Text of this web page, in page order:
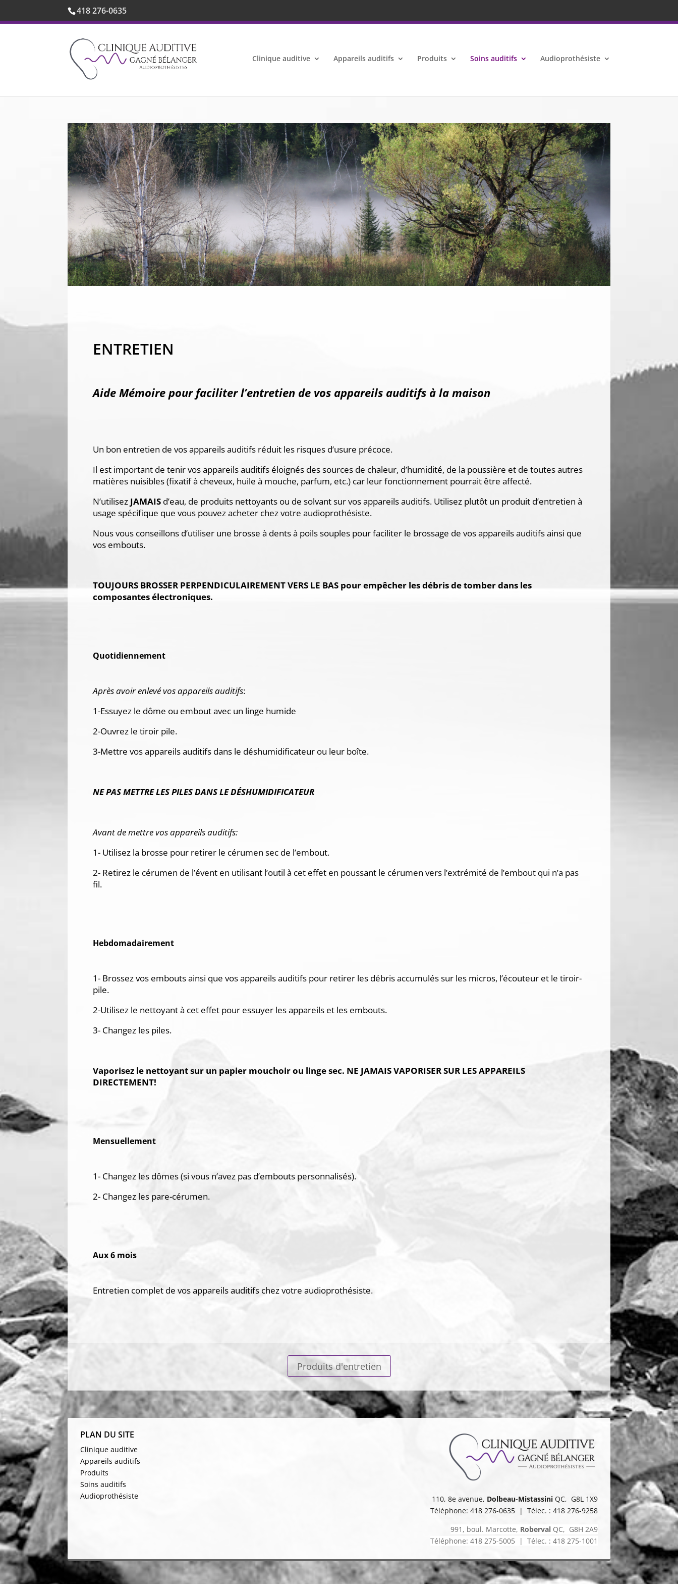
418 276-0635
Clinique auditive Appareils auditifs Produits Soins auditifs Audioprothésiste
ENTRETIEN
Aide Mémoire pour faciliter l’entretien de vos appareils auditifs à la maison
Un bon entretien de vos appareils auditifs réduit les risques d’usure précoce.
Il est important de tenir vos appareils auditifs éloignés des sources de chaleur, d’humidité, de la poussière et de toutes autres
matières nuisibles (fixatif à cheveux, huile à mouche, parfum, etc.) car leur fonctionnement pourrait être affecté.
N’utilisez JAMAIS d’eau, de produits nettoyants ou de solvant sur vos appareils auditifs. Utilisez plutôt un produit d’entretien à
usage spécifique que vous pouvez acheter chez votre audioprothésiste.
Nous vous conseillons d’utiliser une brosse à dents à poils souples pour faciliter le brossage de vos appareils auditifs ainsi que
vos embouts.
TOUJOURS BROSSER PERPENDICULAIREMENT VERS LE BAS pour empêcher les débris de tomber dans les
composantes électroniques.
Quotidiennement
Après avoir enlevé vos appareils auditifs:
1-Essuyez le dôme ou embout avec un linge humide
2-Ouvrez le tiroir pile.
3-Mettre vos appareils auditifs dans le déshumidificateur ou leur boîte.
NE PAS METTRE LES PILES DANS LE DÉSHUMIDIFICATEUR
Avant de mettre vos appareils auditifs:
1- Utilisez la brosse pour retirer le cérumen sec de l’embout.
2- Retirez le cérumen de l’évent en utilisant l’outil à cet effet en poussant le cérumen vers l’extrémité de l’embout qui n’a pas
fil.
Hebdomadairement
1- Brossez vos embouts ainsi que vos appareils auditifs pour retirer les débris accumulés sur les micros, l’écouteur et le tiroir-
pile.
2-Utilisez le nettoyant à cet effet pour essuyer les appareils et les embouts.
3- Changez les piles.
Vaporisez le nettoyant sur un papier mouchoir ou linge sec. NE JAMAIS VAPORISER SUR LES APPAREILS
DIRECTEMENT!
Mensuellement
1- Changez les dômes (si vous n’avez pas d’embouts personnalisés).
2- Changez les pare-cérumen.
Aux 6 mois
Entretien complet de vos appareils auditifs chez votre audioprothésiste.
Produits d'entretien
PLAN DU SITE
Clinique auditive
Appareils auditifs
Produits
Soins auditifs
Audioprothésiste
110, 8e avenue, Dolbeau-MistassiniQC, G8L 1X9
Téléphone: 418 276-0635 | Télec. : 418 276-9258
991, boul. Marcotte, RobervalQC, G8H 2A9
Téléphone: 418 275-5005 | Télec. : 418 275-1001